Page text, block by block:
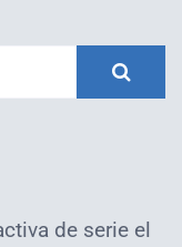
de serie el